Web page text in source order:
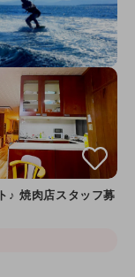
♪ 焼肉店スタッフ募